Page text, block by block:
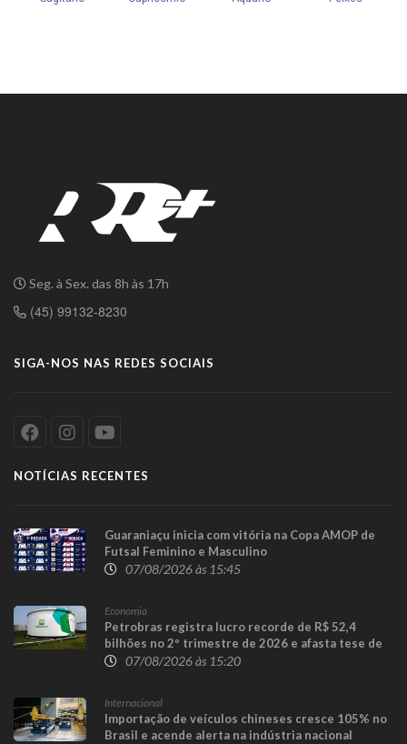
Seg. à Sex. das 8h às 17h
(45) 99132-8230
SIGA-NOS NAS REDES SOCIAIS
NOTÍCIAS RECENTES
Guaraniaçu inicia com vitória na Copa AMOP de
Futsal Feminino e Masculino
07/08/2026 às 15:45
Economia
Petrobras registra lucro recorde de R$ 52,4
bilhões no 2º trimestre de 2026 e afasta tese de
defasagem nos combustíveis
07/08/2026 às 15:20
Internacional
Importação de veículos chineses cresce 105% no
Brasil e acende alerta na indústria nacional